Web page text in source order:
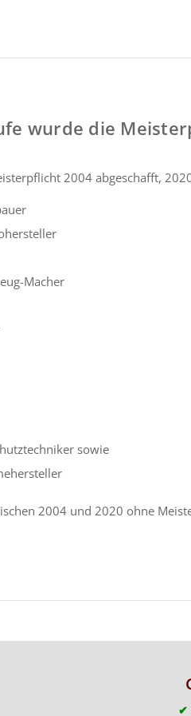
wurde die
2004 abgeschafft,
Macher
sowie
2004 und 2020 ohne
✔